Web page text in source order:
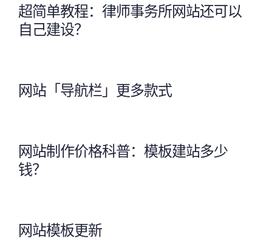
超简单教程：律师事务所网站还可以
自己建设？
网站「导航栏」更多款式
网站制作价格科普：模板建站多少
钱？
网站模板更新